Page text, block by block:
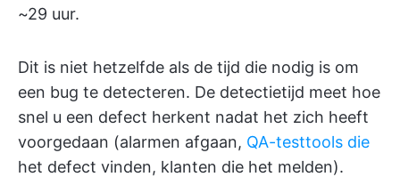
~29 uur.
Dit is niet hetzelfde als de tijd die nodig is om
een bug te detecteren. De detectietijd meet hoe
snel u een defect herkent nadat het zich heeft
voorgedaan (alarmen afgaan, QA-testtools die
het defect vinden, klanten die het melden).